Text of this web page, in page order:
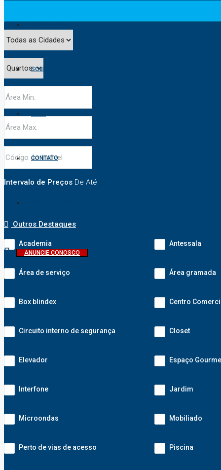
SOBRE
CONTATO
ANUNCIE CONOSCO
Intervalo de Preços De Até
Outros Destaques
Academia Antessala
Área de serviço Área gramada
Box blindex Centro
Circuito interno de segurança Closet
Elevador Espaço
Interfone Jardim
Microondas Mobiliado
Perto de vias de acesso Piscina